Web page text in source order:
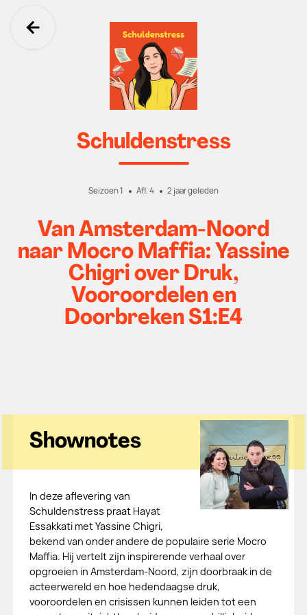
Ga terug
Schuldenstress
Seizoen 1 Afl. 4 2 jaar geleden
Van Amsterdam-Noord
naar Mocro Maffia: Yassine
Chigri over Druk,
Vooroordelen en
Doorbreken S1:E4
Shownotes
In deze aflevering van
Schuldenstress praat Hayat
Essakkati met Yassine Chigri,
bekend van onder andere de populaire serie Mocro
Maffia. Hij vertelt zijn inspirerende verhaal over
opgroeien in Amsterdam-Noord, zijn doorbraak in de
acteerwereld en hoe hedendaagse druk,
vooroordelen en crisissen kunnen leiden tot een